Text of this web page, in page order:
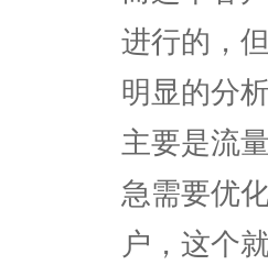
进行的，
明显的分
主要是流
急需要优
户，这个